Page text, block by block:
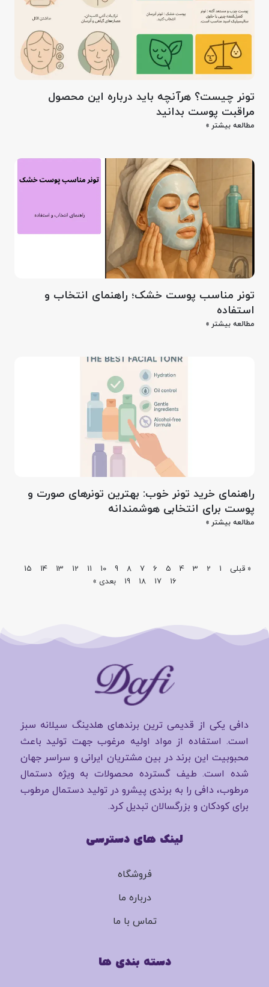
تونر چیست؟ هرآنچه باید درباره این محصول
مراقبت پوست بدانید
مطالعه بیشتر »
تونر مناسب پوست خشک؛ راهنمای انتخاب و
استفاده
مطالعه بیشتر »
راهنمای خرید تونر خوب: بهترین تونرهای صورت و
پوست برای انتخابی هوشمندانه
مطالعه بیشتر »
« قبلی 1
2
3
4
5
6
7
8
9
10
11
12
13
14
15
16
17
18
19 بعدی »
دافی یکی از قدیمی ترین برندهای هلدینگ سیلانه سبز
است. استفاده از مواد اولیه مرغوب جهت تولید باعث
محبوبیت این برند در بین مشتریان ایرانی و سراسر جهان
شده است. طیف گسترده محصولات به ویژه دستمال
مرطوب، دافی را به برندی پیشرو در تولید دستمال مرطوب
برای کودکان و بزرگسالان تبدیل کرد.
لینک های دسترسی
فروشگاه
درباره ما
تماس با ما
دسته بندی ها